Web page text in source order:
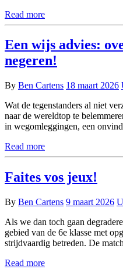
Read more
Een wijs advies:
negeren!
By Ben Cartens 18 maart 2026
Wat de tegenstanders al niet
naar de wereldtop te
in wegomleggingen, een
Read more
Faites vos jeux!
By Ben Cartens 9 maart 2026
Als we dan toch gaan
gebied van de 6e klasse met
strijdvaardig betreden. De
Read more